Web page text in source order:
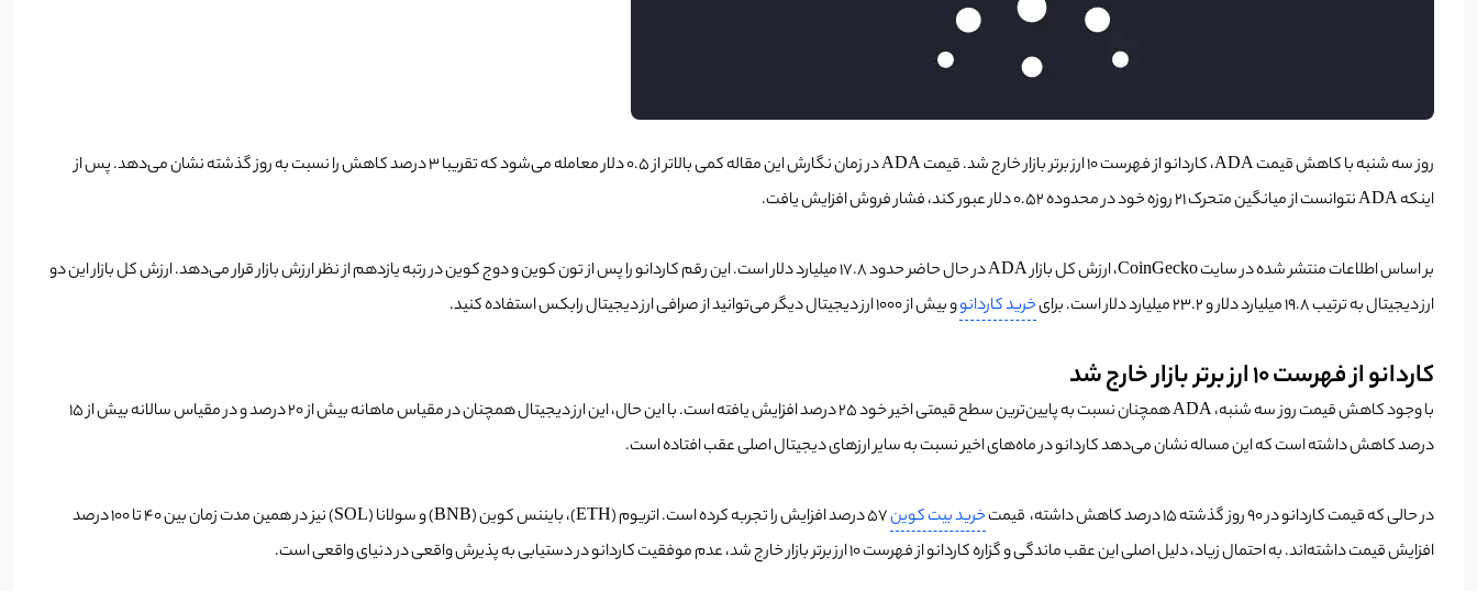
روز سه شنبه با کاهش قیمت ADA، کاردانو از فهرست 10 ارز برتر بازار خارج شد. قیمت ADA در زمان نگارش این مقاله کمی بالاتر از 0.5 دلار معامله می‌شود که تقریبا 3 درصد کاهش را نسبت به روز گذشته نشان می‌دهد. پس از
اینکه ADA نتوانست از میانگین متحرک 21 روزه خود در محدوده 0.52 دلار عبور کند، فشار فروش افزایش یافت.
بر اساس اطلاعات منتشر شده در سایت CoinGecko، ارزش کل بازار ADA در حال حاضر حدود 17.8 میلیارد دلار است. این رقم کاردانو را پس از تون کوین و دوج کوین در رتبه یازدهم از نظر ارزش بازار قرار می‌دهد. ارزش کل بازار این دو
ارز دیجیتال به ترتیب 19.8 میلیارد دلار و 23.2 میلیارد دلار است. برای
خرید کاردانوو بیش از 1000 ارز دیجیتال دیگر می‌توانید از صرافی ارز دیجیتال رابکس استفاده کنید.
کاردانو از فهرست 10 ارز برتر بازار خارج شد
با وجود کاهش قیمت روز سه شنبه، ADA همچنان نسبت به پایین‌ترین سطح قیمتی اخیر خود 25 درصد افزایش یافته است. با این حال، این ارز دیجیتال همچنان در مقیاس ماهانه بیش از 20 درصد و در مقیاس سالانه بیش از 15
درصد کاهش داشته است که این مساله نشان می‌دهد کاردانو در ماه‌های اخیر نسبت به سایر ارزهای دیجیتال اصلی عقب افتاده است.
در حالی که قیمت کاردانو در 90 روز گذشته 15 درصد کاهش داشته، قیمت خرید بیت کوین
57 درصد افزایش را تجربه کرده است. اتریوم (ETH)، بایننس کوین (BNB) و سولانا (SOL) نیز در همین مدت زمان بین 40 تا 100 درصد
افزایش قیمت داشته‌اند. به احتمال زیاد، دلیل اصلی این عقب ماندگی و گزاره کاردانو از فهرست 10 ارز برتر بازار خارج شد، عدم موفقیت کاردانو در دستیابی به پذیرش واقعی در دنیای واقعی است.